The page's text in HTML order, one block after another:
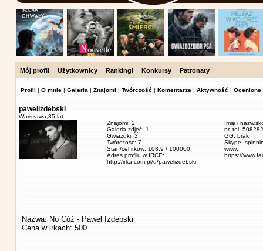
Mój profil Użytkownicy Rankingi Konkursy Patronaty
Profil | O mnie | Galeria | Znajomi | Twórczość | Komentarze | Aktywność | Ocenione
pawelizdebski
Warszawa, 35 lat
Znajomi: 2
Galeria zdjęć: 1
Gwiazdki: 3
Twórczość: 7
Stan/cel irków: 108,9 / 100000
Adres profilu w IRCE:
http://irka.com.pl/u/pawelizdebski
Imię i
nr. tel:
GG: brak
Skype:
www:
https://
Nazwa: No Cóż - Paweł Izdebski
Cena w irkach: 500